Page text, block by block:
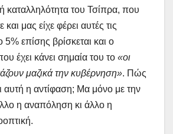
του Τσίπρα, που
μας είχε φέρει αυτές τις
5% επίσης βρίσκεται και ο
έχει κάνει σημαία του το «οι
μαζικά την κυβέρνηση». Πώς
αυτή η αντίφαση; Μα μόνο με την
η αναπόληση κι άλλο η